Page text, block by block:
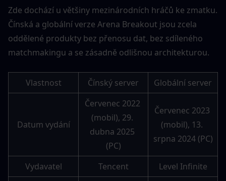
Zde dochází u většiny mezinárodních hráčů ke zmatku.
Čínská a globální verze Arena Breakout jsou zcela
oddělené produkty bez přenosu dat, bez sdíleného
matchmakingu a se zásadně odlišnou architekturou.
Vlastnost Čínský server Globální server
Datum vydání
Červenec 2022
(mobil), 29.
dubna 2025
(PC)
Červenec 2023
(mobil), 13.
srpna 2024 (PC)
Vydavatel Tencent Level Infinite